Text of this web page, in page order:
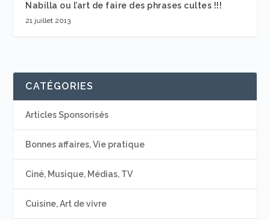
Nabilla ou l’art de faire des phrases cultes !!!
21 juillet 2013
CATÉGORIES
Articles Sponsorisés
Bonnes affaires, Vie pratique
Ciné, Musique, Médias, TV
Cuisine, Art de vivre